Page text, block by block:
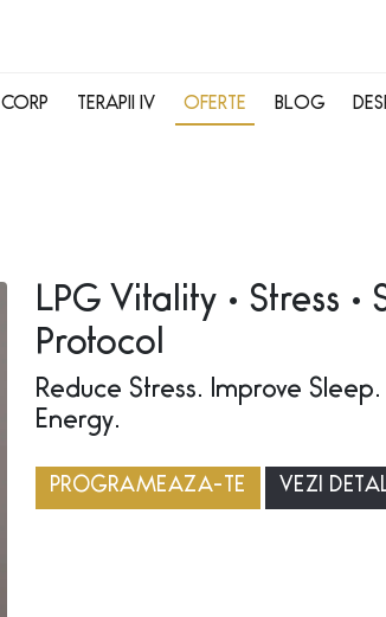
CORP TERAPII IV OFERTE BLOG
LPG Vitality • Stress •
Protocol
Reduce Stress. Improve
Energy.
PROGRAMEAZA-TE VEZI